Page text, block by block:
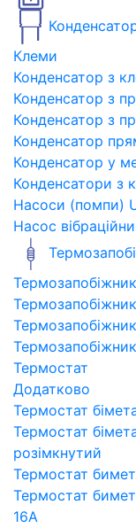
Клеми
Конденсатор з
Конденсатор з
Конденсатор з
Конденсатор
Конденсатор у
Конденсатори з
Насоси (помпи)
Насос
Термостат
Додатково
Термостат
Термостат
розімкнутий
Термостат
Термостат
16A